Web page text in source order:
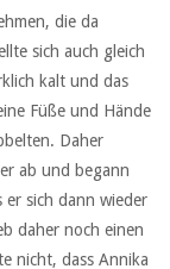
die da
sich auch gleich
kalt und das
Füße und Hände
Daher
ab und begann
sich dann wieder
daher noch einen
nicht, dass Annika